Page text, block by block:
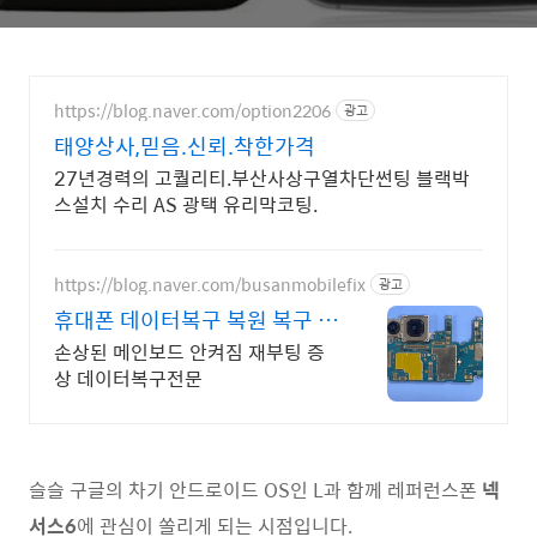
https://blog.naver.com/option2206 광고
태양상사,믿음.신뢰.착한가격
27년경력의 고퀄리티.부산사상구열차단썬팅 블랙박
스설치 수리 AS 광택 유리막코팅.
https://blog.naver.com/busanmobilefix 광고
휴대폰 데이터복구 복원 복구 실
패시 비용 무료
손상된 메인보드 안켜짐 재부팅 증
상 데이터복구전문
슬슬 구글의 차기 안드로이드 OS인 L과 함께 레퍼런스폰 넥
서스6에 관심이 쏠리게 되는 시점입니다.